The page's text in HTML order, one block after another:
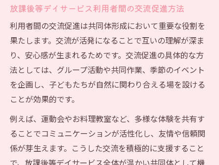
放課後等デイサービス利用者間の交流促進方法
利用者間の交流促進は共同体形成において重要な役割を
果たします。交流が活発になることで互いの理解が深ま
り、安心感が生まれるためです。交流促進の具体的な方
法としては、グループ活動や共同作業、季節のイベント
を企画し、子どもたちが自然に関わり合える場を設ける
ことが効果的です。
例えば、運動会やお料理教室など、多様な体験を共有す
ることでコミュニケーションが活性化し、友情や信頼関
係が芽生えます。こうした交流を積極的に支援すること